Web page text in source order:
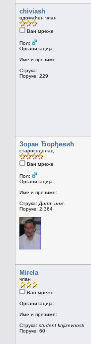
chiviash
одомаћен члан
Ван мреже
Пол:
Организација:
Име и презиме:
Струка:
Поруке: 229
Зоран Ђорђевић
староседелац
Ван мреже
Пол:
Организација:
Име и презиме:
Струка: Дипл. инж.
Поруке: 2.364
Mirela
члан
Ван мреже
Организација:
Име и презиме:
Струка: student knjizevnosti
Поруке: 60